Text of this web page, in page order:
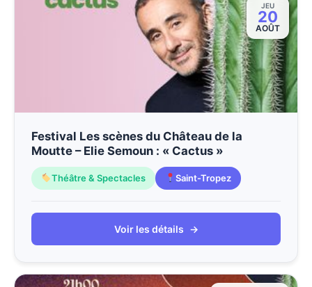
JEU
20
AOÛT
Festival Les scènes du Château de la
Moutte – Elie Semoun : « Cactus »
Théâtre & Spectacles Saint-Tropez
Voir les détails →